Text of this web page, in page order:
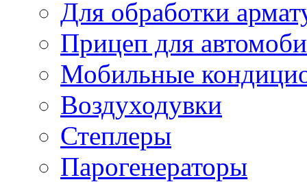
Для обработки
Прицеп для
Мобильные
Воздуходувки
Степлеры
Парогенераторы